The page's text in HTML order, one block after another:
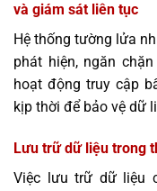
và giám sát liên tục
Hệ thống tường lửa
phát hiện, ngăn
hoạt động truy cập
kịp thời để bảo vệ dữ
Lưu trữ dữ liệu trong
Việc lưu trữ dữ liệu